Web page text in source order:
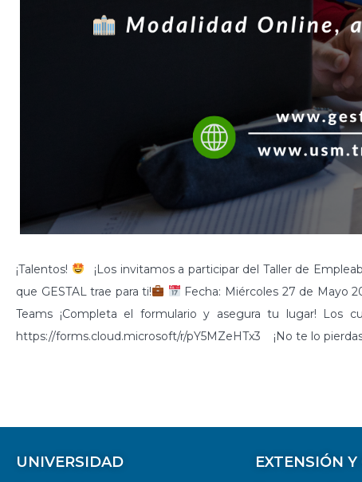
¡Talentos!
¡Los invitamos a participar del Taller de
que GESTAL trae para ti!
Fecha: Miércoles 27 de Mayo
Teams ¡Completa el formulario y asegura tu lugar! Los
https://forms.cloud.microsoft/r/pY5MZeHTx3 ¡No te lo
UNIVERSIDAD EXTENSIÓN